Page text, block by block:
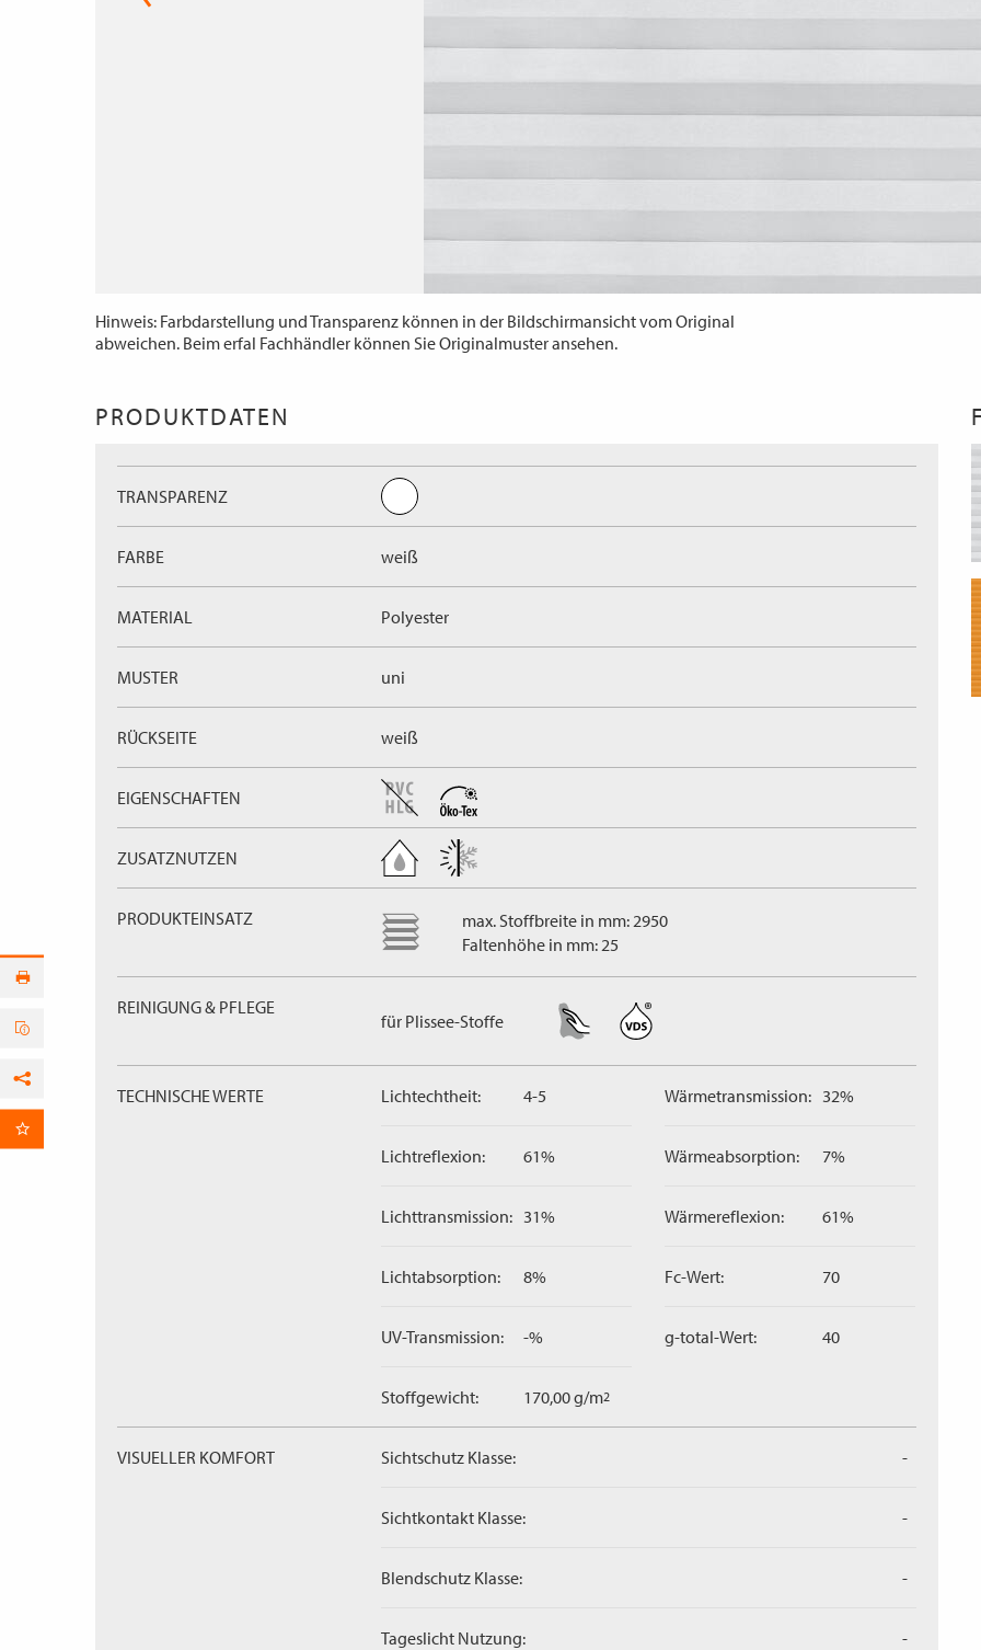
Hinweis: Farbdarstellung und Transparenz können in der Bildschirmansicht vom Original
abweichen. Beim erfal Fachhändler können Sie Originalmuster ansehen.
PRODUKTDATEN
TRANSPARENZ
FARBE weiß
MATERIAL Polyester
MUSTER uni
RÜCKSEITE weiß
EIGENSCHAFTEN
ZUSATZNUTZEN
PRODUKTEINSATZ
max. Stoffbreite in mm: 2950
Faltenhöhe in mm: 25
REINIGUNG & PFLEGE
für Plissee-Stoffe
TECHNISCHE WERTE Lichtechtheit: 4-5
Lichtreflexion: 61%
Lichttransmission: 31%
Lichtabsorption: 8%
UV-Transmission: -%
Stoffgewicht: 170,00 g/m2
Wärmetransmission: 32%
Wärmeabsorption: 7%
Wärmereflexion: 61%
Fc-Wert: 70
g-total-Wert: 40
VISUELLER KOMFORT Sichtschutz Klasse: -
Sichtkontakt Klasse: -
Blendschutz Klasse: -
Tageslicht Nutzung: -
Facebook